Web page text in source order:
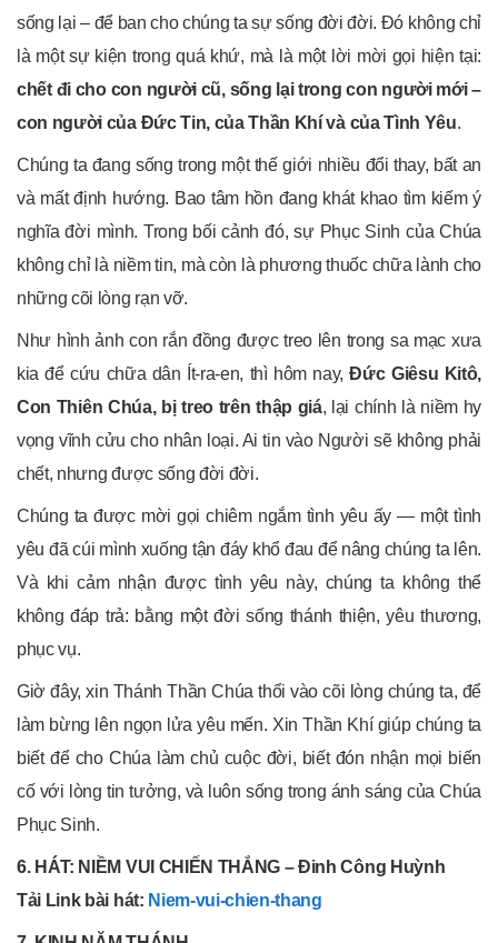
sống lại – để ban cho chúng ta sự sống đời đời. Đó không chỉ
là một sự kiện trong quá khứ, mà là một lời mời gọi hiện tại:
chết đi cho con người cũ, sống lại trong con người mới –
con người của Đức Tin, của Thần Khí và của Tình Yêu.
Chúng ta đang sống trong một thế giới nhiều đổi thay, bất an
và mất định hướng. Bao tâm hồn đang khát khao tìm kiếm ý
nghĩa đời mình. Trong bối cảnh đó, sự Phục Sinh của Chúa
không chỉ là niềm tin, mà còn là phương thuốc chữa lành cho
những cõi lòng rạn vỡ.
Như hình ảnh con rắn đồng được treo lên trong sa mạc xưa
kia để cứu chữa dân Ít-ra-en, thì hôm nay,Đức Giêsu Kitô,
Con Thiên Chúa, bị treo trên thập giá, lại chính là niềm hy
vọng vĩnh cửu cho nhân loại. Ai tin vào Người sẽ không phải
chết, nhưng được sống đời đời.
Chúng ta được mời gọi chiêm ngắm tình yêu ấy — một tình
yêu đã cúi mình xuống tận đáy khổ đau để nâng chúng ta lên.
Và khi cảm nhận được tình yêu này, chúng ta không thể
không đáp trả: bằng một đời sống thánh thiện, yêu thương,
phục vụ.
Giờ đây, xin Thánh Thần Chúa thổi vào cõi lòng chúng ta, để
làm bừng lên ngọn lửa yêu mến. Xin Thần Khí giúp chúng ta
biết để cho Chúa làm chủ cuộc đời, biết đón nhận mọi biến
cố với lòng tin tưởng, và luôn sống trong ánh sáng của Chúa
Phục Sinh.
6. HÁT: NIỀM VUI CHIẾN THẮNG – Đinh Công Huỳnh
Tải Link bài hát: Niem-vui-chien-thang